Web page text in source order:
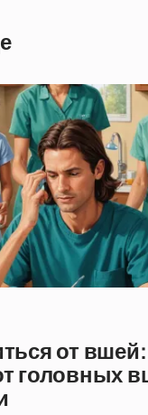
от
головных